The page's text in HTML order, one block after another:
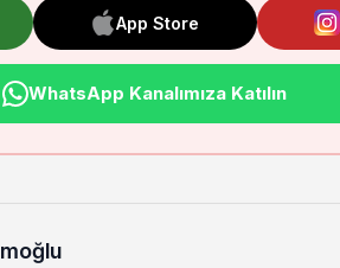
App Store
WhatsApp Kanalımıza Katılın